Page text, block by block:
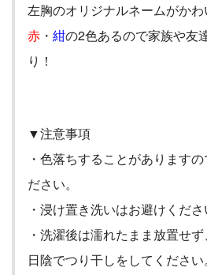
左胸のオリジナルネームがかわ
赤 ・ 紺の2色あるので家族や友
り！
▼注意事項
・色落ちすることがあります
ださい。
・浸け置き洗いはお避けくださ
・洗濯後は濡れたまま放置せ
日陰でつり干しをしてください。